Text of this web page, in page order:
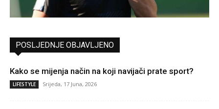
POSLJEDNJE OBJAVLJENO
Kako se mijenja način na koji navijači prate sport?
LIFESTYLE Srijeda, 17 Juna, 2026